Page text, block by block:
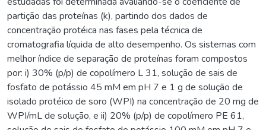
partição das proteínas (k), partindo dos dados de
concentração protéica nas fases pela técnica de
cromatografia líquida de alto desempenho. Os sistemas com
melhor índice de separação de proteínas foram compostos
por: i) 30% (p/p) de copolímero L 31, solução de sais de
fosfato de potássio 45 mM em pH 7 e 1 g de solução de
isolado protéico de soro (WPI) na concentração de 20 mg de
WPI/mL de solução, e ii) 20% (p/p) de copolímero PE 61,